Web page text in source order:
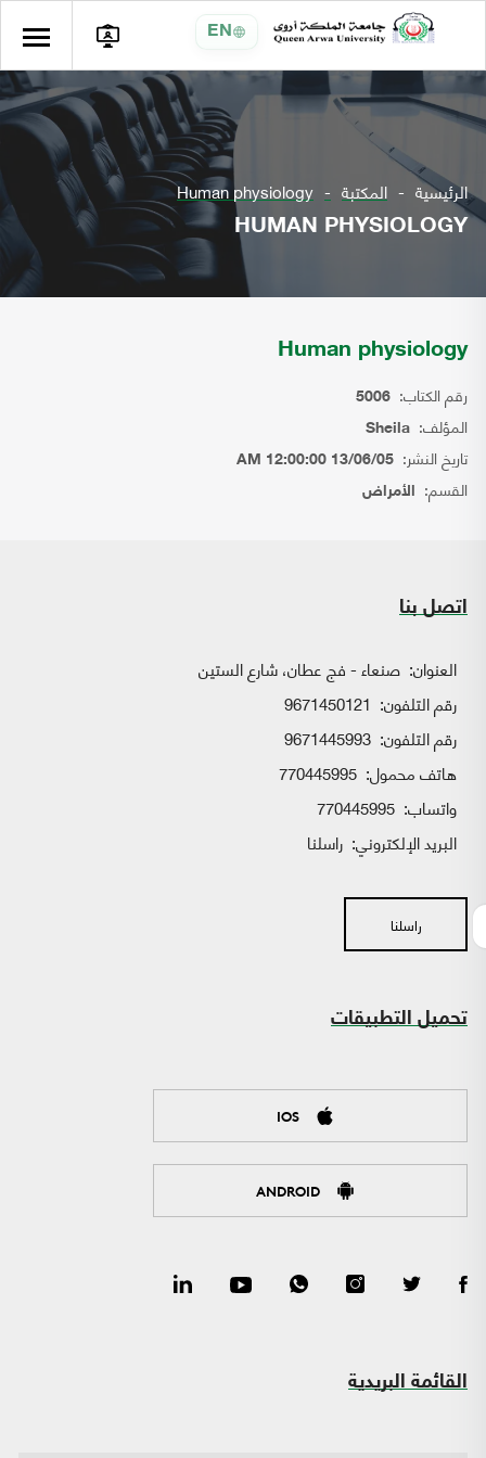
EN
الرئيسية المكتبة Human physiology
HUMAN PHYSIOLOGY
Human physiology
رقم الكتاب: 5006
المؤلف: Sheila
تاريخ النشر: 13/06/05 12:00:00 AM
القسم: الأمراض
اتصل بنا
العنوان: صنعاء - فج عطان، شارع الستين
رقم التلفون: 9671450121
رقم التلفون: 9671445993
هاتف محمول: 770445995
واتساب:
البريد الإلكتروني: راسلنا
راسلنا
تحميل التطبيقات
IOS
ANDROID
القائمة البريدية